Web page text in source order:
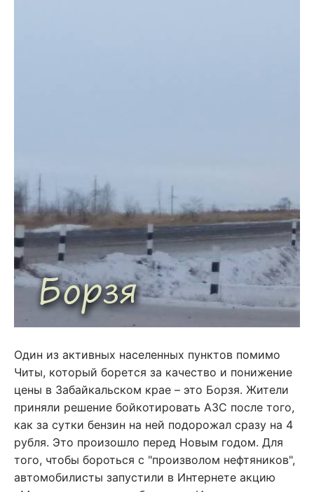
Один из активных населенных пунктов помимо
Читы, который борется за качество и понижение
цены в Забайкальском крае – это Борзя. Жители
приняли решение бойкотировать АЗС после того,
как за сутки бензин на ней подорожал сразу на 4
рубля. Это произошло перед Новым годом. Для
того, чтобы бороться с "произволом нефтяников",
автомобилисты запустили в Интернете акцию